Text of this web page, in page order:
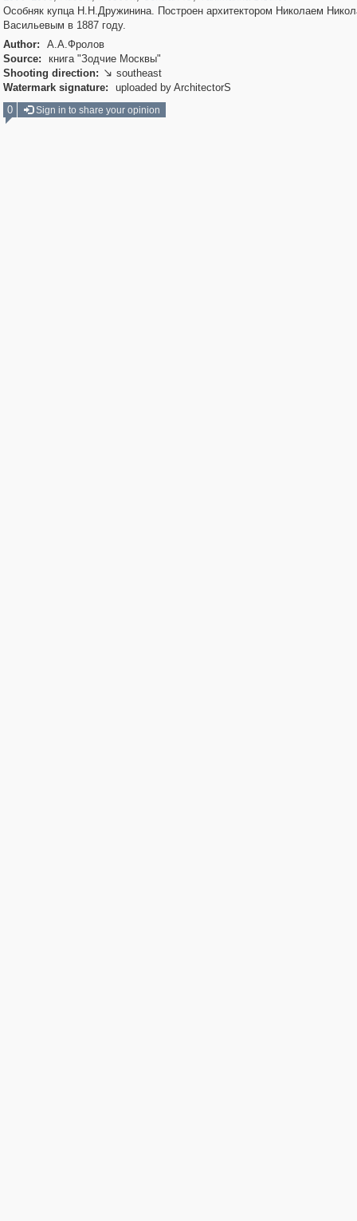
Особняк купца Н.Н.Дружинина. Построен архитектором Николаем
Васильевым в 1887 году.
Author:
А.А.Фролов
Source:
книга "Зодчие Москвы"
Shooting direction:  southeast
Watermark signature:
uploaded by ArchitectorS
0
Sign in to share your opinion